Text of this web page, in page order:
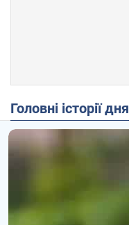
Головні історії дня